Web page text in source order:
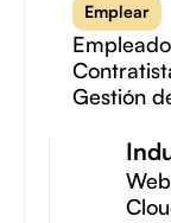
Emplear
Gestión